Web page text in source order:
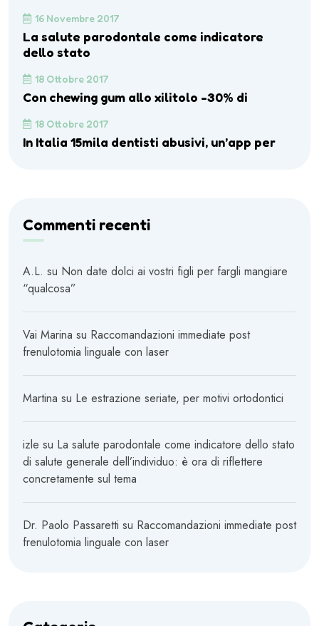
16 Novembre 2017
La salute parodontale come indicatore
dello stato
18 Ottobre 2017
Con chewing gum allo xilitolo -30% di
18 Ottobre 2017
In Italia 15mila dentisti abusivi, un’app per
Commenti recenti
A.L. su Non date dolci ai vostri figli per fargli mangiare
“qualcosa”
Vai Marina su Raccomandazioni immediate post
frenulotomia linguale con laser
Martina su Le estrazione seriate, per motivi ortodontici
izle su La salute parodontale come indicatore dello stato
di salute generale dell’individuo: è ora di riflettere
concretamente sul tema
Dr. Paolo Passaretti su Raccomandazioni immediate post
frenulotomia linguale con laser